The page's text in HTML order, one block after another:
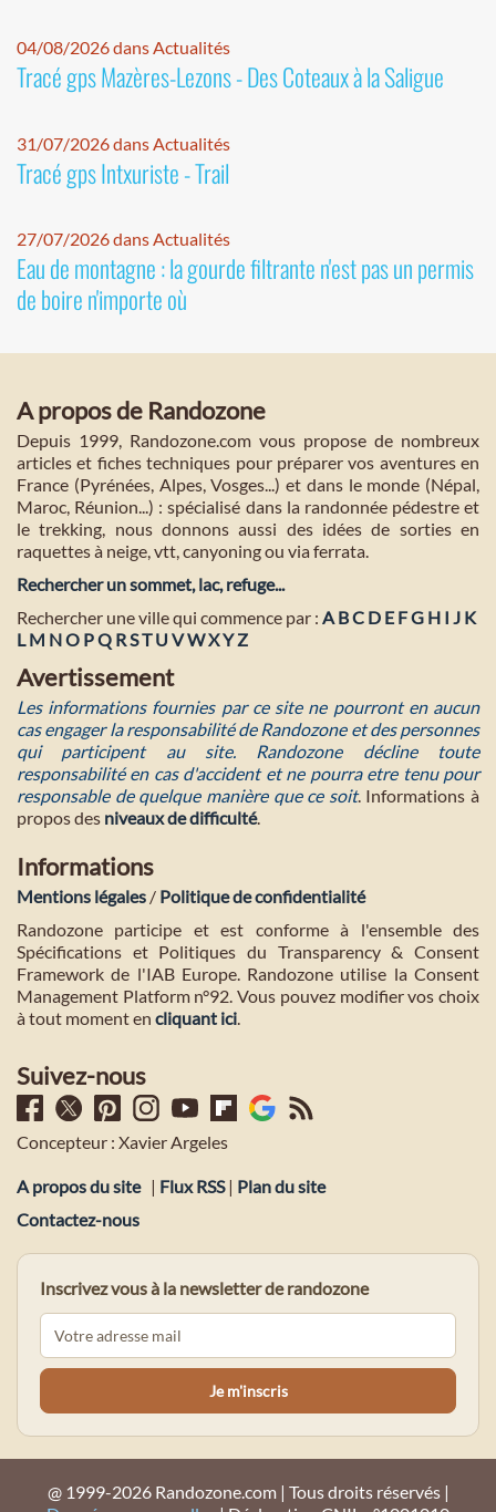
04/08/2026 dans Actualités
Tracé gps Mazères-Lezons - Des Coteaux à la Saligue
31/07/2026 dans Actualités
Tracé gps Intxuriste - Trail
27/07/2026 dans Actualités
Eau de montagne : la gourde filtrante n'est pas un permis
de boire n'importe où
A propos de Randozone
Depuis 1999, Randozone.com vous propose de nombreux
articles et fiches techniques pour préparer vos aventures en
France (Pyrénées, Alpes, Vosges...) et dans le monde (Népal,
Maroc, Réunion...) : spécialisé dans la randonnée pédestre et
le trekking, nous donnons aussi des idées de sorties en
raquettes à neige, vtt, canyoning ou via ferrata.
Rechercher un sommet, lac, refuge...
Rechercher une ville qui commence par : A BC D E FG H I J K
L M NO PQ RST U VWXYZ
Avertissement
Les informations fournies par ce site ne pourront en aucun
cas engager la responsabilité de Randozone et des personnes
qui participent au site. Randozone décline toute
responsabilité en cas d'accident et ne pourra etre tenu pour
responsable de quelque manière que ce soit. Informations à
propos des niveaux de difficulté.
Informations
Mentions légales / Politique de confidentialité
Randozone participe et est conforme à l'ensemble des
Spécifications et Politiques du Transparency & Consent
Framework de l'IAB Europe. Randozone utilise la Consent
Management Platform n°92. Vous pouvez modifier vos choix
à tout moment en cliquant ici.
Suivez-nous
Concepteur : Xavier Argeles
A propos du site | Flux RSS| Plan du site
Contactez-nous
Inscrivez vous à la newsletter de randozone
@ 1999-2026 Randozone.com | Tous droits réservés |